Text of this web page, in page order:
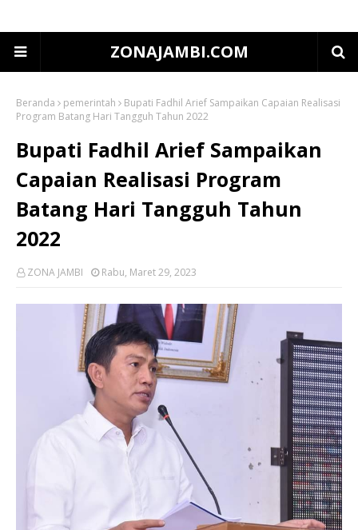
ZONAJAMBI.COM
Beranda pemerintah
Bupati Fadhil Arief Sampaikan Capaian Realisasi
Program Batang Hari Tangguh Tahun 2022
Bupati Fadhil Arief Sampaikan
Capaian Realisasi Program
Batang Hari Tangguh Tahun
2022
ZONA JAMBI Rabu, Maret 29, 2023